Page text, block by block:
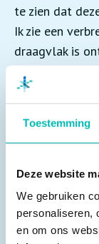
Toestemming
Deze website
We gebruiken
personaliseren,
en om ons
te zien dat
Ik zie een
draagvlak is
en
mij de kern
brengen
De
den Burg